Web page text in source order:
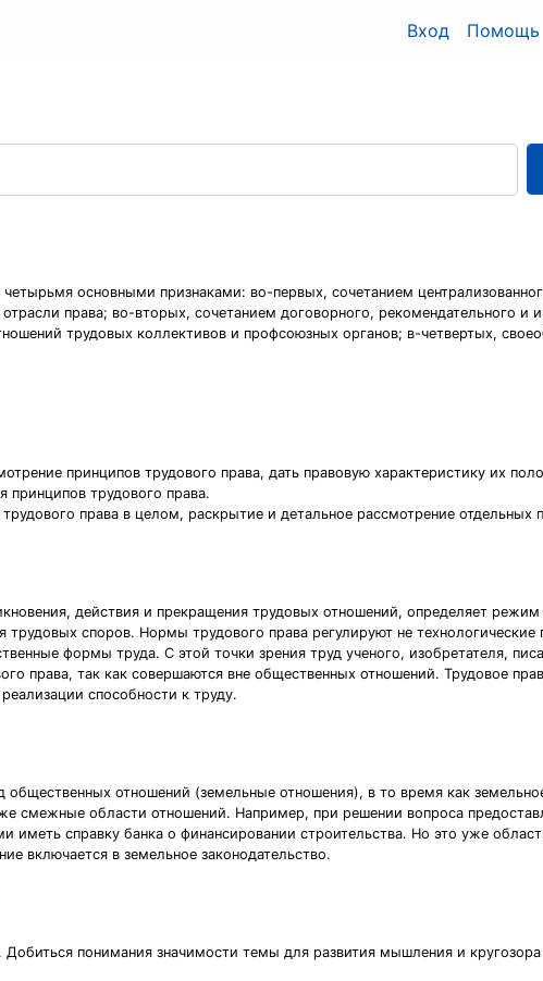
Вход Помощь
основными признаками: во-первых, сочетанием
права; во-вторых, сочетанием договорного, рекомендательного и
трудовых коллективов и профсоюзных органов; в-четвертых,
принципов трудового права, дать правовую характеристику их
принципов трудового права.
права в целом, раскрытие и детальное рассмотрение отдельных
действия и прекращения трудовых отношений, определяет
споров. Нормы трудового права регулируют не технологические
формы труда. С этой точки зрения труд ученого, изобретателя,
права, так как совершаются вне общественных отношений. Трудовое
способности к труду.
отношений (земельные отношения), в то время как
смежные области отношений. Например, при решении вопроса
иметь справку банка о финансировании строительства. Но это уже
включается в земельное законодательство.
понимания значимости темы для развития мышления и